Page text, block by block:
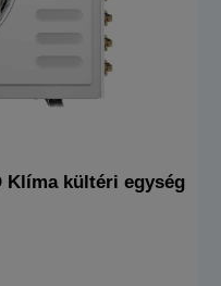
Klíma kültéri egység